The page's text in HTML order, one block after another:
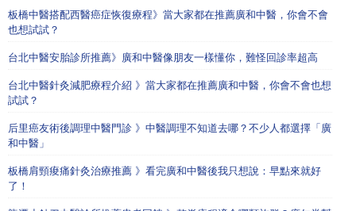
板橋中醫搭配西醫癌症恢復療程》當大家都在推薦廣和中醫，你會不會
也想試試？
台北中醫安胎診所推薦》廣和中醫像朋友一樣懂你，難怪回診率超高
台北中醫針灸減肥療程介紹 》當大家都在推薦廣和中醫，你會不會也想
試試？
后里癌友術後調理中醫門診 》中醫調理不知道去哪？不少人都選擇「廣
和中醫」
板橋肩頸痠痛針灸治療推薦 》看完廣和中醫後我只想說：早點來就好
了！